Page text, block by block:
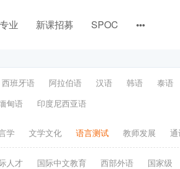
业 新课招募 SPOC
西班牙语 阿拉伯语 汉语 韩语 泰语
甸语 印度尼西亚语
学 文学文化 语言测试 教师发展
人才 国际中文教育 西部外语 国家级